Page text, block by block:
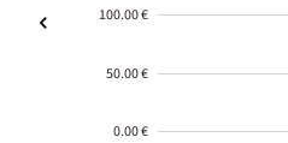
100.00 €
50.00 €
0.00 €